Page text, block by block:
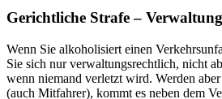
Gerichtliche Strafe –
Wenn Sie alkoholisiert einen
Sie sich nur verwaltungsrechtlich, nicht
wenn niemand verletzt wird. Werden
(auch Mitfahrer), kommt es neben dem